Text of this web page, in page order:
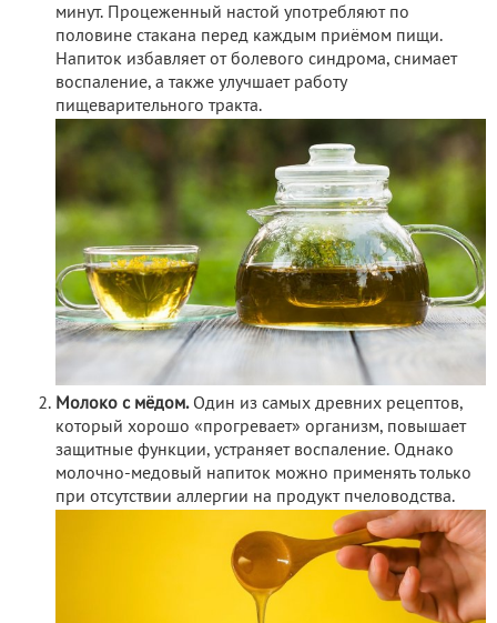
минут. Процеженный настой употребляют по
половине стакана перед каждым приёмом пищи.
Напиток избавляет от болевого синдрома, снимает
воспаление, а также улучшает работу
пищеварительного тракта.
Молоко с мёдом.Один из самых древних рецептов,
который хорошо «прогревает» организм, повышает
защитные функции, устраняет воспаление. Однако
молочно-медовый напиток можно применять только
при отсутствии аллергии на продукт пчеловодства.